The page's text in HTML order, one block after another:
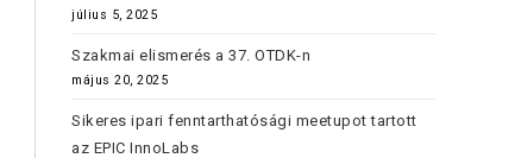
július 5, 2025
Szakmai elismerés a 37. OTDK-n
május 20, 2025
Sikeres ipari fenntarthatósági meetupot tartott
az EPIC InnoLabs